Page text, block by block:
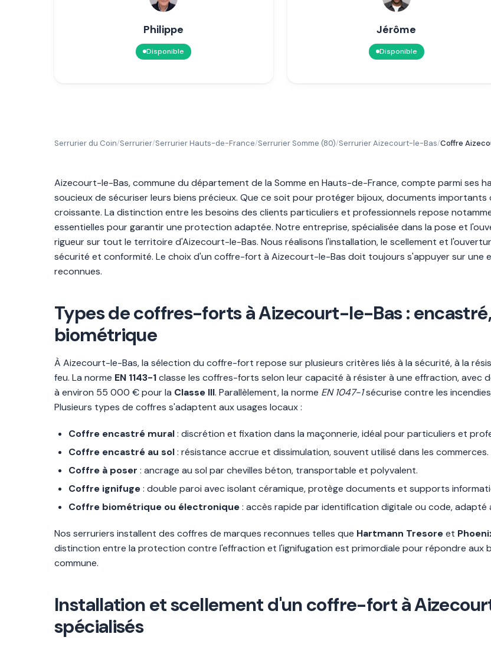
Philippe
Disponible
Jérôme
Disponible
Serrurier du Coin/Serrurier/Serrurier Hauts-de-France/Serrurier Somme (80)/Serrurier Aizecourt-le-Bas/Coffre
Aizecourt-le-Bas, commune du département de la Somme en Hauts-de-France, compte parmi ses
soucieux de sécuriser leurs biens précieux. Que ce soit pour protéger bijoux, documents
croissante. La distinction entre les besoins des clients particuliers et professionnels repose
essentielles pour garantir une protection adaptée. Notre entreprise, spécialisée dans la pose et
rigueur sur tout le territoire d'Aizecourt-le-Bas. Nous réalisons l'installation, le scellement et
sécurité et conformité. Le choix d'un coffre-fort à Aizecourt-le-Bas doit toujours s'appuyer sur
reconnues.
Types de coffres-forts à Aizecourt-le-Bas :
biométrique
À Aizecourt-le-Bas, la sélection du coffre-fort repose sur plusieurs critères liés à la sécurité, à la
feu. La norme EN 1143-1classe les coffres-forts selon leur capacité à résister à une effraction, avec
à environ 55 000 € pour la Classe III. Parallèlement, la norme EN 1047-1sécurise contre les
Plusieurs types de coffres s'adaptent aux usages locaux :
Coffre encastré mural: discrétion et fixation dans la maçonnerie, idéal pour particuliers et
Coffre encastré au sol: résistance accrue et dissimulation, souvent utilisé dans les commerces.
Coffre à poser : ancrage au sol par chevilles béton, transportable et polyvalent.
Coffre ignifuge: double paroi avec isolant céramique, protège documents et supports
Coffre biométrique ou électronique: accès rapide par identification digitale ou code, adapté
Nos serruriers installent des coffres de marques reconnues telles que Hartmann Tresoreet
distinction entre la protection contre l'effraction et l'ignifugation est primordiale pour répondre aux
commune.
Installation et scellement d'un coffre-fort à
spécialisés